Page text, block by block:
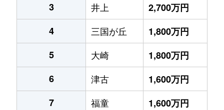
3
井上
2,700万円
4
三国が丘
1,800万円
5
大崎
1,800万円
6
津古
1,600万円
7
福童
1,600万円